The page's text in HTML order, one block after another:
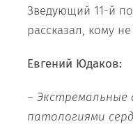
Зведующий 11-й
рассказал, кому
Евгений Юдаков:
– Экстремальные
патологиями